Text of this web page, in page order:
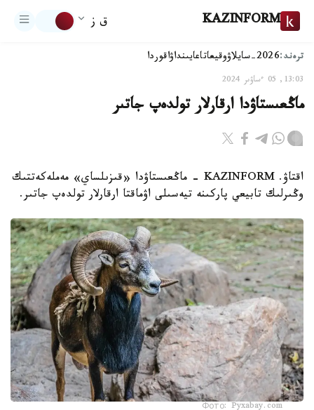
KAZINFORM ق ز
ترەند:2026-سايلاۋ وقيعاتاعايىنداۋاقوردا
13:03, 05 ءساۋىر 2024
ماڭعىستاۋدا ارقارلار تولدەپ جاتىر
اقتاۋ. KAZINFORM - ماڭعىستاۋدا «قىزىلساي» مەملەكەتتىك
وڭىرلىك تابيعي پاركىنە تيەسىلى اۋماقتا ارقارلار تولدەپ جاتىر.
Фото: Pyxabay.com